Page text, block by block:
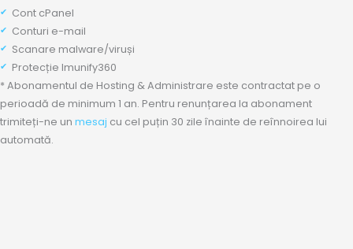
Cont cPanel
Conturi e-mail
Scanare malware/viruși
Protecție Imunify360
* Abonamentul de Hosting & Administrare este contractat pe o
perioadă de minimum 1 an. Pentru renunțarea la abonament
trimiteți-ne un mesaj cu cel puțin 30 zile înainte de reînnoirea lui
automată.